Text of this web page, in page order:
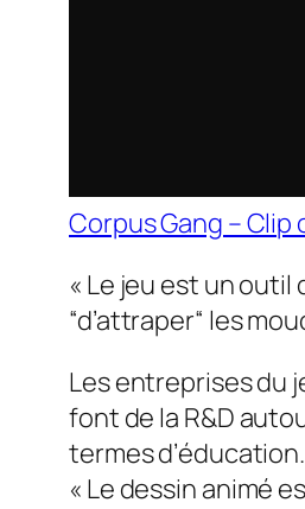
Corpus Gang – Clip
« Le jeu est un outil
“d’attraper“ les
Les entreprises du
font de la R&D
termes d’éducation.
« Le dessin animé